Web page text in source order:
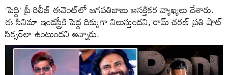
‘పెద్ది’ ప్రీ రిలీజ్ ఈవెంట్‌లో జగపతిబాబు ఆసక్తికర వ్యాఖ్యలు చేశారు.
ఈ సినిమా ఇండస్ట్రీకి పెద్ద దిక్కుగా నిలుస్తుందని, రామ్ చరణ్ ప్రతి షాట్
సిక్సర్‌లా ఉంటుందని అన్నారు.